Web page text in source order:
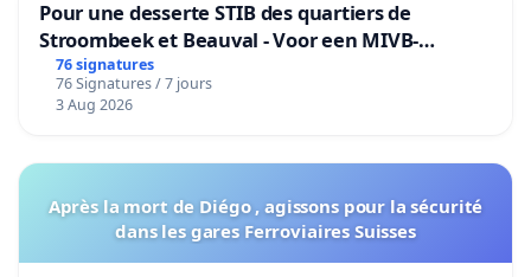
Pour une desserte STIB des quartiers de
Stroombeek et Beauval - Voor een MIVB-
bediening van de wijken Strombeek en Het
Voor
76 signatures
76 Signatures / 7 jours
3 Aug 2026
Après la mort de Diégo , agissons pour la sécurité
dans les gares Ferroviaires Suisses